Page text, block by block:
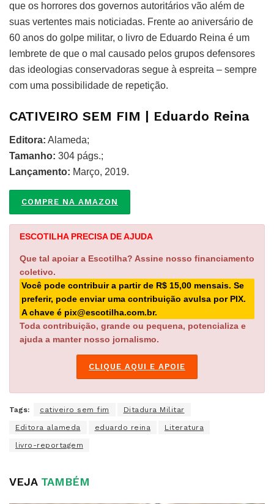
que os horrores dos governos autoritários vão além de
suas vertentes mais noticiadas. Frente ao aniversário de
60 anos do golpe militar, o livro de Eduardo Reina é um
lembrete de que o mal causado pelos grupos defensores
das ideologias conservadoras segue à espreita – sempre
com uma possibilidade de repetição.
CATIVEIRO SEM FIM | Eduardo Reina
Editora: Alameda;
Tamanho: 304 págs.;
Lançamento: Março, 2019.
COMPRE NA AMAZON
ESCOTILHA PRECISA DE AJUDA
Que tal apoiar a Escotilha? Assine nosso financiamento
coletivo.
Você pode contribuir a partir de R$ 15,00 mensais. Se
preferir, pode enviar uma contribuição avulsa por PIX.
A chave é pix@escotilha.com.br.
Toda contribuição, grande ou pequena, potencializa e
ajuda a manter nosso jornalismo.
CLIQUE AQUI E APOIE
Tags: cativeiro sem fim Ditadura Militar
Editora alameda eduardo reina Literatura
livro-reportagem
VEJATAMBÉM